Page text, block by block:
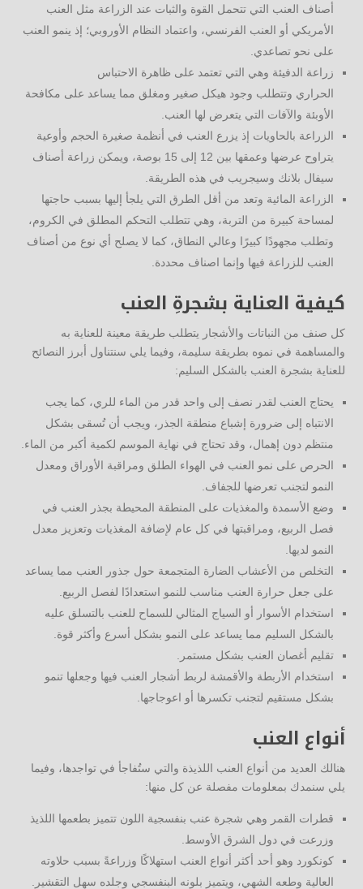
أصناف العنب التي تتحمل القوة والثبات عند الزراعة مثل العنب
الأمريكي أو العنب الفرنسي، واعتماد النظام الأوروبي؛ إذ ينمو العنب
على نحو تصاعدي.
زراعة الدفيئة وهي التي تعتمد على ظاهرة الاحتباس
الحراري وتتطلب وجود هيكل صغير ومغلق مما يساعد على مكافحة
الأوبئة والآفات التي يتعرض لها العنب.
الزراعة بالحاويات إذ يزرع العنب في أنظمة صغيرة الحجم وأوعية
يتراوح عرضها وعمقها بين 12 إلى 15 بوصة، ويمكن زراعة أصناف
سيفال بلانك وسيجريب في هذه الطريقة.
الزراعة المائية وتعد من أقل الطرق التي يلجأ إليها بسبب حاجتها
لمساحة كبيرة من التربة، وهي تتطلب التحكم المطلق في الكروم،
وتطلب مجهودًا كبيرًا وعالي النطاق، كما لا يصلح أي نوع من أصناف
العنب للزراعة فيها وإنما اصناف محددة.
كيفية العناية بشجرةِ العنب
كل صنف من النباتات والأشجار يتطلب طريقة معينة للعناية به
والمساهمة في نموه بطريقة سليمة، وفيما يلي سنتناول أبرز النصائح
للعناية بشجرة العنب بالشكل السليم:
يحتاج العنب لقدر نصف إلى واحد قدر من الماء للري، كما يجب
الانتباه إلى ضرورة إشباع منطقة الجذر، ويجب أن تُسقى بشكل
منتظم دون إهمال، وقد تحتاج في نهاية الموسم لكمية أكبر من الماء.
الحرص على نمو العنب في الهواء الطلق ومراقبة الأوراق ومعدل
النمو لتجنب تعرضها للجفاف.
وضع الأسمدة والمغذيات على المنطقة المحيطة بجذر العنب في
فصل الربيع، ومراقبتها في كل عام لإضافة المغذيات وتعزيز معدل
النمو لديها.
التخلص من الأعشاب الضارة المتجمعة حول جذور العنب مما يساعد
على جعل حرارة العنب مناسب للنمو استعدادًا لفصل الربيع.
استخدام الأسوار أو السياج المثالي للسماح للعنب بالتسلق عليه
بالشكل السليم مما يساعد على النمو بشكل أسرع وأكثر قوة.
تقليم أغصان العنب بشكل مستمر.
استخدام الأربطة والأقمشة لربط أشجار العنب فيها وجعلها تنمو
بشكل مستقيم لتجنب تكسرها أو اعوجاجها.
أنواع العنب
هنالك العديد من أنواع العنب اللذيذة والتي ستُفاجأ في تواجدها، وفيما
يلي سنمدك بمعلومات مفصلة عن كل منها:
قطرات القمر وهي شجرة عنب بنفسجية اللون تتميز بطعمها اللذيذ
وزرعت في دول الشرق الأوسط.
كونكورد وهو أحد أكثر أنواع العنب استهلاكًا وزراعةً بسبب حلاوته
العالية وطعه الشهي، ويتميز بلونه البنفسجي وجلده سهل التقشير.